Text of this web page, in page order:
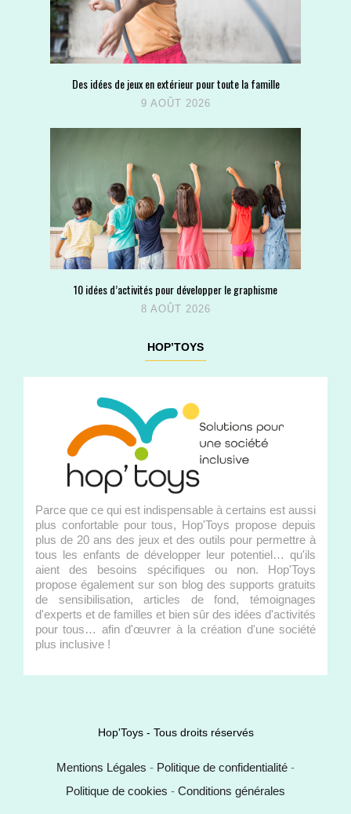
Des idées de jeux en extérieur pour toute la famille
9 AOÛT 2026
10 idées d’activités pour développer le graphisme
8 AOÛT 2026
HOP’TOYS
Parce que ce qui est indispensable à certains est aussi
plus confortable pour tous, Hop'Toys propose depuis
plus de 20 ans des jeux et des outils pour permettre à
tous les enfants de développer leur potentiel… qu'ils
aient des besoins spécifiques ou non. Hop'Toys
propose également sur son blog des supports gratuits
de sensibilisation, articles de fond, témoignages
d'experts et de familles et bien sûr des idées d'activités
pour tous… afin d'œuvrer à la création d'une société
plus inclusive !
Hop'Toys - Tous droits réservés
Mentions Légales - Politique de confidentialité -
Politique de cookies - Conditions générales